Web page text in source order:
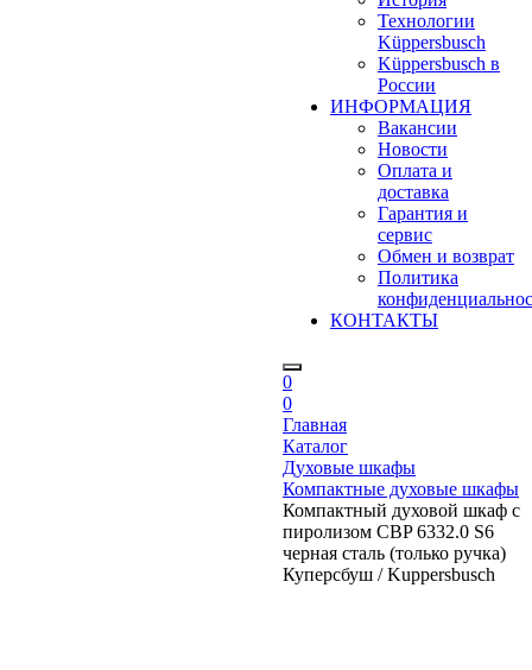
Технологии
Küppersbusch
Küppersbusch в
России
ИНФОРМАЦИЯ
Вакансии
Новости
Оплата и
доставка
Гарантия и
сервис
Обмен и возврат
Политика
КОНТАКТЫ
0
0
Главная
Каталог
Духовые шкафы
Компактные духовые шкафы
Компактный духовой шкаф с
пиролизом CBP 6332.0 S6
черная сталь (только ручка)
Куперсбуш / Kuppersbusch